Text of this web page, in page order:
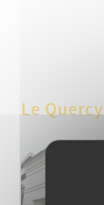
Le Quercy